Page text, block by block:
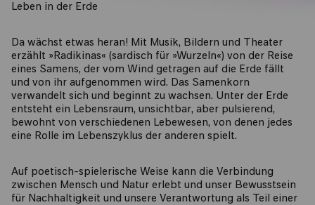
Leben in der Erde
Da wächst etwas heran! Mit Musik, Bildern und Theater
erzählt »Radikinas« (sardisch für »Wurzeln«) von der Reise
eines Samens, der vom Wind getragen auf die Erde fällt
und von ihr aufgenommen wird. Das Samenkorn
verwandelt sich und beginnt zu wachsen. Unter der Erde
entsteht ein Lebensraum, unsichtbar, aber pulsierend,
bewohnt von verschiedenen Lebewesen, von denen jedes
eine Rolle im Lebenszyklus der anderen spielt.
Auf poetisch-spielerische Weise kann die Verbindung
zwischen Mensch und Natur erlebt und unser Bewusstsein
für Nachhaltigkeit und unsere Verantwortung als Teil einer